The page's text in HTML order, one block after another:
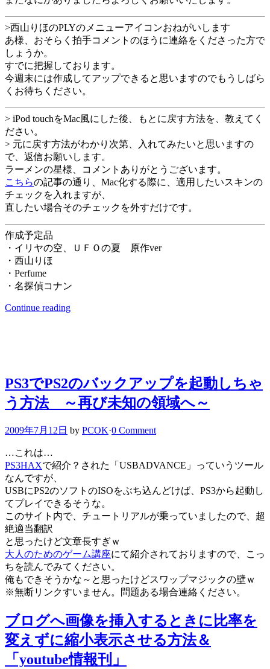
>西山りほのPLYのメニューアイコンおねがいします
あ様、おそらく拍手コメントのほうに連絡をくださった方で
しょうか。
すでに把握しております。
今週末には作成してアップできると思いますのでもうしばら
くお待ちください。
> iPod touchをMac風にした後、もとに戻す方法を、教えてく
ださい。
> 元に戻す方法がわかり次第、入れてみたいと思いますの
で、返信お願いします。
ラーメンの星様、コメントありがとうございます。
こちらの記事の通り、Mac化する際に、適用したいスキンの
チェックを入れますが、
直したい場合そのチェックを外すだけです。
作成予定品
・イリヤの空、ＵＦＯの夏 原作ver
・西山りほ
・Perfume
・名探偵コナン
Continue reading
PS3でPS2のバックアップを起動しちゃ
う方法 ～再び未知の領域へ～
2009年7月12日 by PCOK·0 Comment
…これは…
PS3HAXで紹介？された「USBADVANCE」っていうツール
なんですが、
USBにPS2のソフトのISOをぶち込んどけば、PS3から起動し
てプレイできるそうな。
このサイト内で、チュートリアルが乗っていましたので、超
絶適当翻訳
と思ったけど文章長すぎｗ
大人のためのゲーム講座にて紹介されておりますので、こっ
ちを読んでみてください。
俺もできそうかな～と思ったけどスワップマジックの壁ｗ
※無断リンクすいません。問題ある場合連絡ください。
ブログへ画像を挿入するときに比率を
変えずに縮小表示させる方法＆
「youtube情報刊」